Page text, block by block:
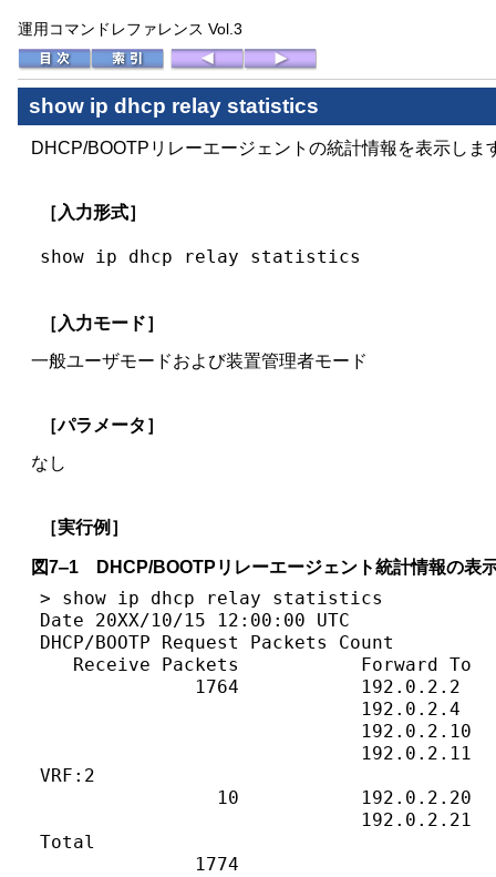
運用コマンドレファレンス Vol.3
show ip dhcp relay statistics
DHCP/BOOTPリレーエージェントの統計情報を表示しま
［入力形式］
show ip dhcp relay statistics
［入力モード］
一般ユーザモードおよび装置管理者モード
［パラメータ］
なし
［実行例］
図7‒1 DHCP/BOOTPリレーエージェント統計情報の表
> show ip dhcp relay statistics
Date 20XX/10/15 12:00:00 UTC
DHCP/BOOTP Request Packets Count
Receive Packets           Forward To
1764           192.0.2.2
192.0.2.4
192.0.2.10
192.0.2.11
VRF:2
10           192.0.2.20
192.0.2.21
Total
1774